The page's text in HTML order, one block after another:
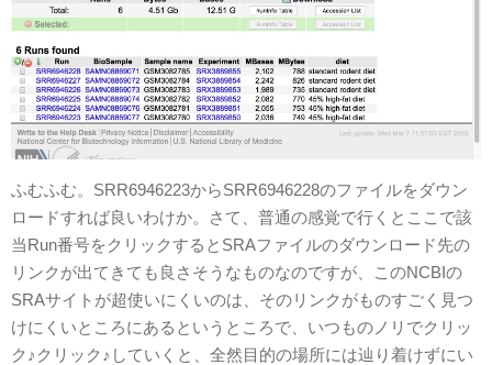
ふむふむ。SRR6946223からSRR6946228のファイルをダウン
ロードすれば良いわけか。さて、普通の感覚で行くとここで該
当Run番号をクリックするとSRAファイルのダウンロード先の
リンクが出てきても良さそうなものなのですが、このNCBIの
SRAサイトが超使いにくいのは、そのリンクがものすごく見つ
けにくいところにあるというところで、いつものノリでクリッ
ク♪クリック♪していくと、全然目的の場所には辿り着けずにい